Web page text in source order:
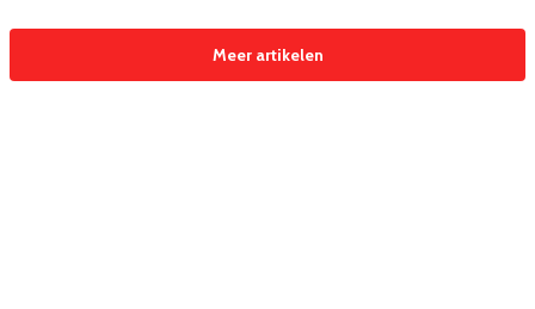
Meer artikelen